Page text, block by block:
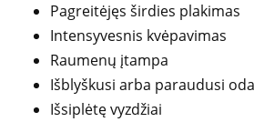
Pagreitėjęs širdies plakimas
Intensyvesnis kvėpavimas
Raumenų įtampa
Išblyškusi arba paraudusi oda
Išsiplėtę vyzdžiai